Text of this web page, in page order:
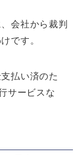
会社から裁判
です。
払い済のた
サービスな